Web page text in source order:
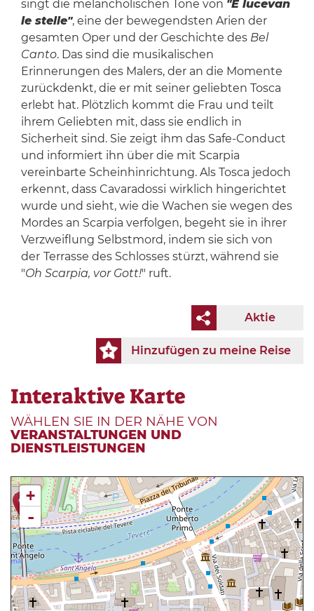
singt die melancholischen Töne von "E lucevan
le stelle", eine der bewegendsten Arien der
gesamten Oper und der Geschichte des Bel
Canto. Das sind die musikalischen
Erinnerungen des Malers, der an die Momente
zurückdenkt, die er mit seiner geliebten Tosca
erlebt hat. Plötzlich kommt die Frau und teilt
ihrem Geliebten mit, dass sie endlich in
Sicherheit sind. Sie zeigt ihm das Safe-Conduct
und informiert ihn über die mit Scarpia
vereinbarte Scheinhinrichtung. Als Tosca jedoch
erkennt, dass Cavaradossi wirklich hingerichtet
wurde und sieht, wie die Wachen sie wegen des
Mordes an Scarpia verfolgen, begeht sie in ihrer
Verzweiflung Selbstmord, indem sie sich von
der Terrasse des Schlosses stürzt, während sie
"Oh Scarpia, vor Gott!" ruft.
Aktie
Hinzufügen zu meine Reise
Interaktive Karte
WÄHLEN SIE IN DER NÄHE VON
VERANSTALTUNGEN UND
DIENSTLEISTUNGEN
+
-